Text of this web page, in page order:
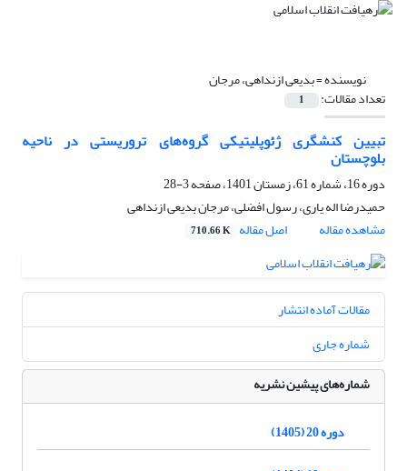
نویسنده =بدیعی ازنداهی، مرجان
تعداد مقالات: 1
تبیین کنشگری ژئوپلیتیکی گروه‌های تروریستی در ناحیه
بلوچستان
دوره 16، شماره 61، زمستان 1401، صفحه
3-28
حمیدرضا اله یاری، رسول افضلی، مرجان بدیعی ازنداهی
مشاهده مقاله
اصل مقاله 710.66 K
مقالات آماده انتشار
شماره جاری
شماره‌های پیشین نشریه
دوره 20 (1405)